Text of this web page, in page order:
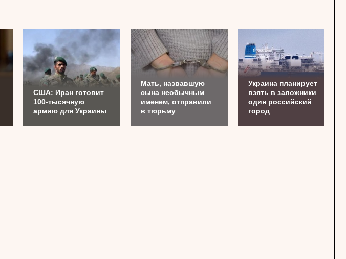
США: Иран готовит
100-тысячную
армию для Украины
Мать, назвавшую
сына необычным
именем, отправили
в тюрьму
Украина планирует
взять в заложники
один российский
город